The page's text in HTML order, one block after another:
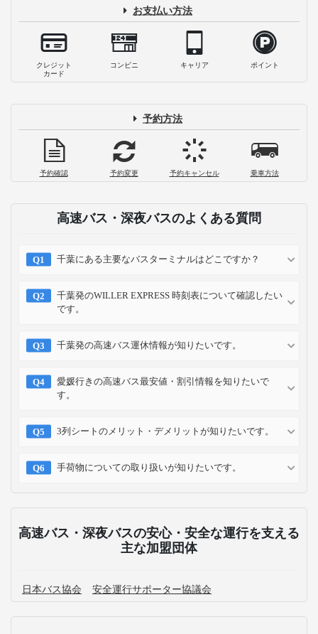
お支払い方法
クレジット
カード
コンビニ キャリア ポイント
予約方法
予約確認 予約変更 予約キャンセル 乗車方法
高速バス・深夜バスのよくある質問
千葉にある主要なバスターミナルはどこですか？
千葉発のWILLER EXPRESS 時刻表について確認したい
です。
千葉発の高速バス運休情報が知りたいです。
愛媛行きの高速バス最安値・割引情報を知りたいで
す。
3列シートのメリット・デメリットが知りたいです。
手荷物についての取り扱いが知りたいです。
高速バス・深夜バスの安心・安全な運行を支える
主な加盟団体
日本バス協会 安全運行サポーター協議会